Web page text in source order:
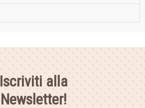
Iscriviti alla
Newsletter!